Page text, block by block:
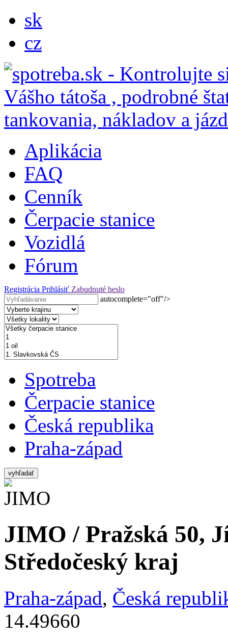
sk
cz
Aplikácia
FAQ
Cenník
Čerpacie stanice
Vozidlá
Fórum
Registrácia Prihlásiť Zabudnuté heslo
autocomplete="off"/>
Spotreba
Čerpacie stanice
Česká republika
Praha-západ
vyhľadať
JIMO / Pražská 50,
Středočeský kraj
Praha-západ, Česká
14.49660